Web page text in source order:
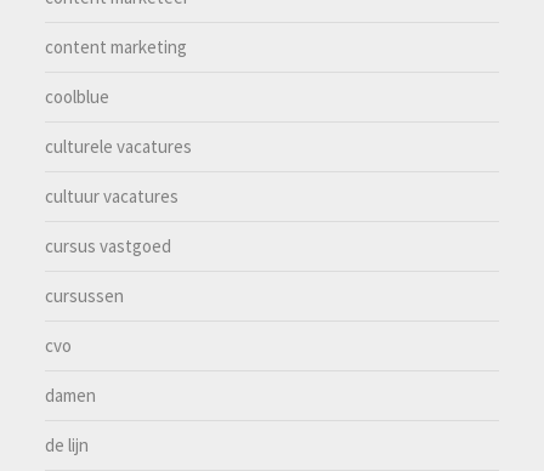
content marketing
coolblue
culturele vacatures
cultuur vacatures
cursus vastgoed
cursussen
cvo
damen
de lijn